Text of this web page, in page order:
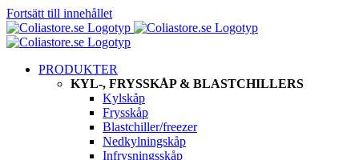
Fortsätt till innehållet
PRODUKTER
KYL-, FRYSSKÅP & BLASTCHILLERS
Kylskåp
Frysskåp
Blastchiller/freezer
Nedkylningskåp
Infrysningsskåp